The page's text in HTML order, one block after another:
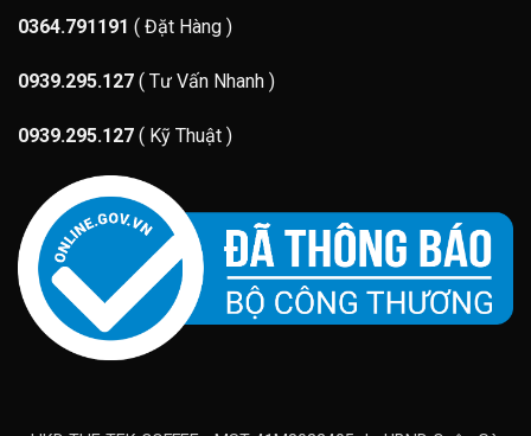
0364.791191 ( Đặt Hàng )
0939.295.127 ( Tư Vấn Nhanh )
0939.295.127 ( Kỹ Thuật )